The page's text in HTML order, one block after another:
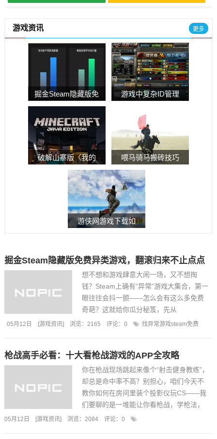
游戏资讯 更多
掘金Steam隐藏版免
费异类游戏，翻滚
归来不止点点
游戏中复杂ID管理
操作
破解山寨版〈我的
世界〉的狂热敌
人：从低级手抠到
高阶代码翻牌的实
战攻略
喂马骑马搬砖技巧
秒懂，马上好玩
游侠网游戏下载如
掘金Steam隐藏版免费异类游戏，翻滚归来不止点点
想不想和游戏肆意大闹一场，又不想掏
钱？Steam上确有“异常”游戏大集合，第一
眼往往会抖一颤——怎么会有这么多免费
奇葩？这就给你瓜分秘笈，先从
“#FreeToPlay”这层壁开始，翻滚下去，先
05月12日 [游戏资讯] 浏览：2165 评论：0 找异常游戏steam免费
枪战高手必看：十大看枪战游戏的APP全攻略
你在枪战现场跳起来像个“射击健身教练”，
却总是命中率不高？别担心，咱们今天不
教你如何在房间里装个投影仪玩CS——我
们要聊的是一堆能让你看枪战，学枪法，
直升射速的App。说白了，这不仅是对你收
05月12日 [游戏资讯] 浏览：2084 评论： 0